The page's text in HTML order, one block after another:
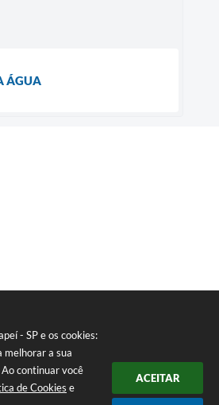
- SP e os cookies:
melhorar a sua
continuar você
de Cookies e
ACEITAR
ÁGUA